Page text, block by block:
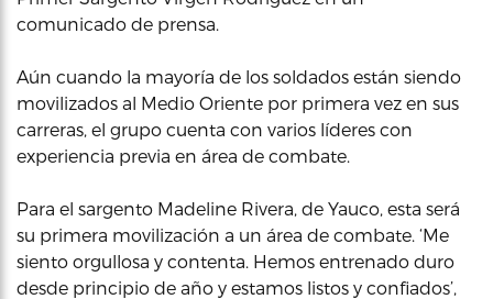
comunicado de prensa.
Aún cuando la mayoría de los soldados están siendo
movilizados al Medio Oriente por primera vez en sus
carreras, el grupo cuenta con varios líderes con
experiencia previa en área de combate.
Para el sargento Madeline Rivera, de Yauco, esta será
su primera movilización a un área de combate. ‘Me
siento orgullosa y contenta. Hemos entrenado duro
desde principio de año y estamos listos y confiados’,